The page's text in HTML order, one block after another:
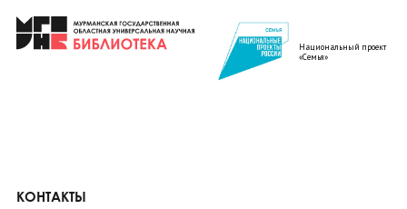
Национальный проект
«Семья»
КОНТАКТЫ